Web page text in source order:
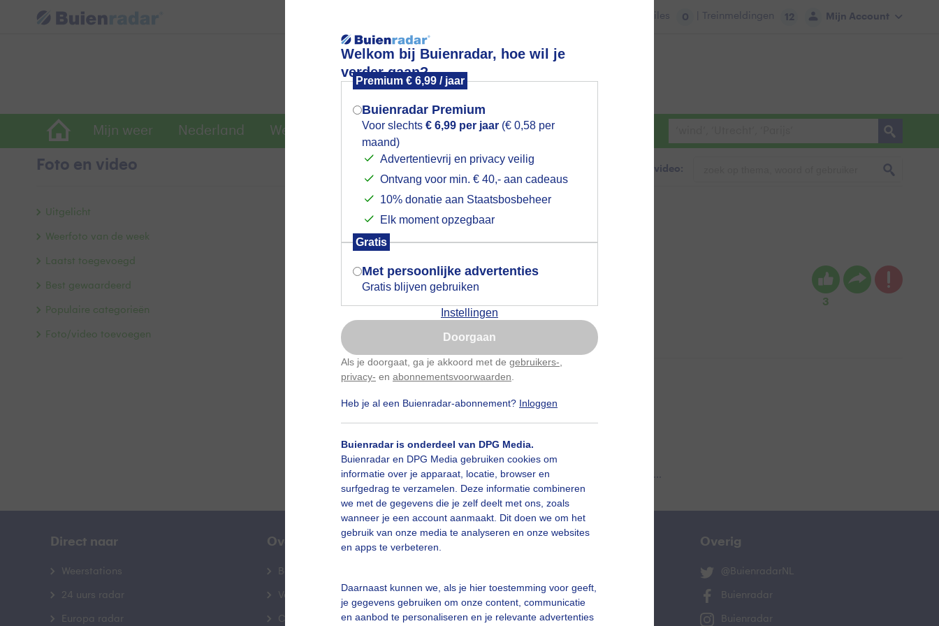
Welkom bij Buienradar, hoe wil je
verder gaan?
Premium € 6,99 / jaar
Buienradar Premium
Voor slechts € 6,99 per jaar (€ 0,58 per
maand)
Advertentievrij en privacy veilig
Ontvang voor min. € 40,- aan cadeaus
10% donatie aan Staatsbosbeheer
Elk moment opzegbaar
Gratis
Met persoonlijke advertenties
Gratis blijven gebruiken
Instellingen
Doorgaan
Als je doorgaat, ga je akkoord met de gebruikers-
privacy- en abonnementsvoorwaarden
Heb je al een Buienradar-abonnement? Inloggen
Buienradar is onderdeel van DPG Media.
Buienradar en DPG Media gebruiken cookies om
informatie over je apparaat, locatie, browser en
surfgedrag te verzamelen. Deze informatie combineren
we met de gegevens die je zelf deelt met ons, zoals
wanneer je een account aanmaakt. Dit doen we om het
gebruik van onze media te analyseren en onze websites
en apps te verbeteren.
Daarnaast kunnen we, als je hier toestemming voor geeft,
je gegevens gebruiken om onze content, communicatie
en aanbod te personaliseren en je relevante advertenties
Mijn Account
Files 0 | Treinmeldingen 12
Mijn weer Nederland Wereldwijd Foto en video Weerzine
Foto en video Zoeken in foto & video:
Door: Loes Rodermond Gemaakt: 08-07-2025, 155x bekeken
3
Hommel
Bekijk slideshow
Een moment geduld aub...
Uitgelicht
Weerfoto van de week
Laatst toegevoegd
Best gewaardeerd
Populaire categorieën
Foto/video toevoegen
Direct naar
Weerstations
24 uurs radar
Europa radar
Over Buienradar
Bedrijfsgegevens
Veelgestelde vragen
Contact
Overig
@BuienradarNL
Buienradar
Buienradar
Mogen we je locatie gebruiken voor
het weer?
Indien je hier nog geen akkoord op hebt
gegeven, verschijnt er zo een pop-up uit
je browser waarin deze toestemming
gevraagd wordt.
Is goed, toon de popup
Nu niet, misschien later
Gebruik je Safari en wil je niet elke dag deze pop-up
Klikhierom dit aan te passen